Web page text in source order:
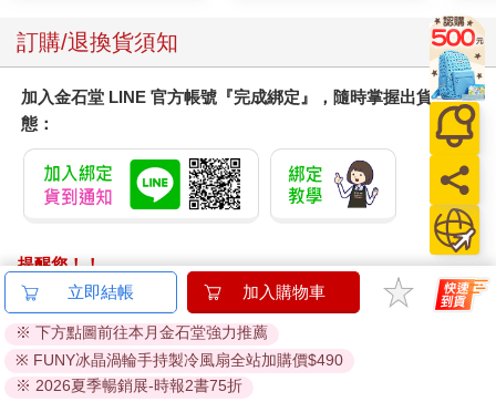
訂購/退換貨須知
加入金石堂 LINE 官方帳號『完成綁定』，隨時掌握出貨動
態：
提醒您！！
金石堂及銀行均不會請您操作ATM! 如接獲電話要求您前往
ATM提款機，請不要聽從指示，以免受騙上當！
退換貨須知：
**提醒您，鑑賞期不等於試用期，退回商品須為全新狀態**
立即結帳 加入購物車
※ 下方點圖前往本月金石堂強力推薦
※ FUNY冰晶渦輪手持製冷風扇全站加購價$490
※ 2026夏季暢銷展-時報2書75折